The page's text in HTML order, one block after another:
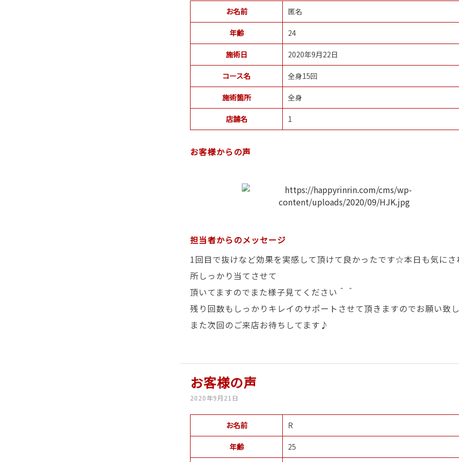
お名前 匿名
年齢 24
施術日 2020年9月22日
コース名 全身15回
施術箇所 全身
店舗名 1
お客様からの声
担当者からのメッセージ
1回目で抜けなど効果を実感して頂けて良かったです☆本日も気にさ
所しっかり当てさせて
頂いてますのでまた様子見てください＾＾
残り回数もしっかりキレイのサポートさせて頂きますのでお願い致し
また次回のご来店お待ちしてます♪
お客様の声
2020年9月21日
お名前 R
年齢 25